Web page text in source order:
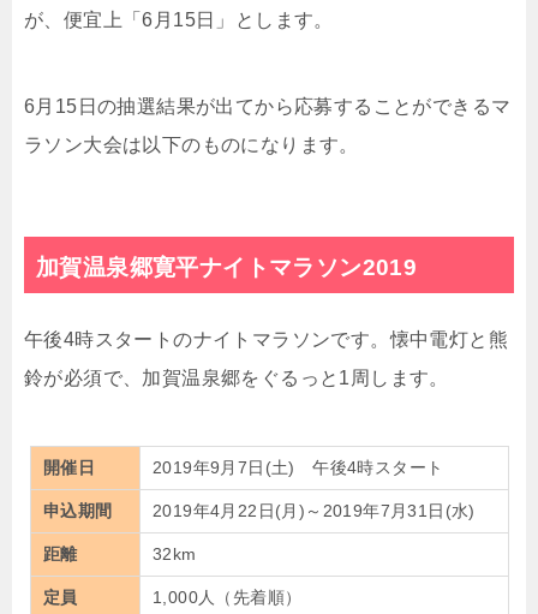
が、便宜上「6月15日」とします。
6月15日の抽選結果が出てから応募することができるマ
ラソン大会は以下のものになります。
加賀温泉郷寛平ナイトマラソン2019
午後4時スタートのナイトマラソンです。懐中電灯と熊
鈴が必須で、加賀温泉郷をぐるっと1周します。
開催日 2019年9月7日(土) 午後4時スタート
申込期間 2019年4月22日(月)～2019年7月31日(水)
距離 32km
定員 1,000人（先着順）